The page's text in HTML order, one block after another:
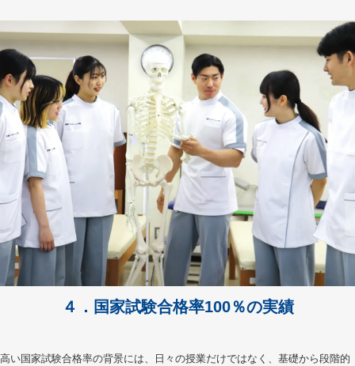
４．国家試験合格率100％の実績
高い国家試験合格率の背景には、日々の授業だけではなく、基礎から段階的